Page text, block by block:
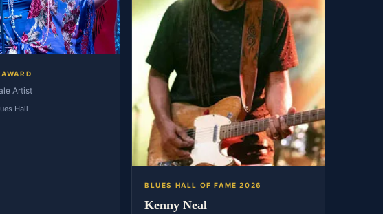
Artist
Hall
BLUES HALL OF FAME 2026
Kenny Neal